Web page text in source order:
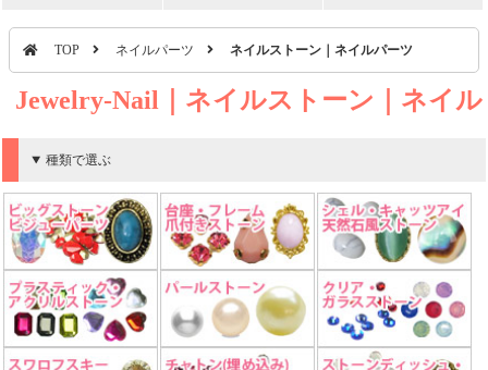
TOP ネイルパーツ ネイルストーン｜ネイルパーツ
Jewelry-Nail｜ネイルストーン｜ネイル
パーツ
種類で選ぶ